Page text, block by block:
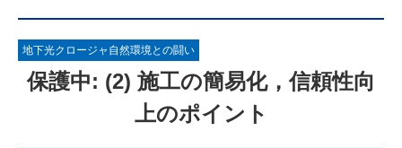
地下光クロージャ自然環境との闘い
保護中: (2) 施工の簡易化，信頼性向
上のポイント